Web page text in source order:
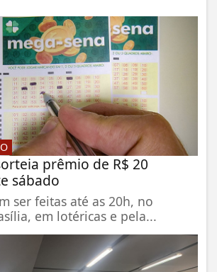
prêmio de R$ 20
sábado
ser feitas até as 20h, no
em lotéricas e pela...